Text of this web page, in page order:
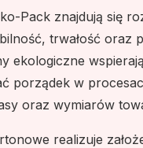
Pack znajdują się
trwałość
ekologiczne
porządek w
oraz wymiarów
realizuje